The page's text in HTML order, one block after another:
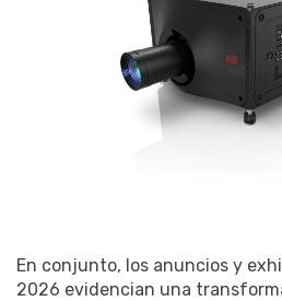
En conjunto, los anuncios y
2026 evidencian una